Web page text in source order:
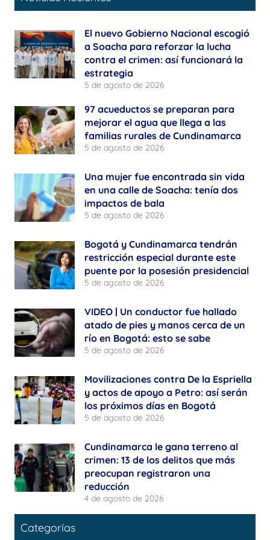
El nuevo Gobierno Nacional escogió
a Soacha para reforzar la lucha
contra el crimen: así funcionará la
estrategia
5 de agosto de 2026
97 acueductos se preparan para
mejorar el agua que llega a las
familias rurales de Cundinamarca
5 de agosto de 2026
Una mujer fue encontrada sin vida
en una calle de Soacha: tenía dos
impactos de bala
5 de agosto de 2026
Bogotá y Cundinamarca tendrán
restricción especial durante este
puente por la posesión presidencial
5 de agosto de 2026
VIDEO | Un conductor fue hallado
atado de pies y manos cerca de un
río en Bogotá: esto se sabe
5 de agosto de 2026
Movilizaciones contra De la Espriella
y actos de apoyo a Petro: así serán
los próximos días en Bogotá
5 de agosto de 2026
Cundinamarca le gana terreno al
crimen: 13 de los delitos que más
preocupan registraron una
reducción
4 de agosto de 2026
Categorías